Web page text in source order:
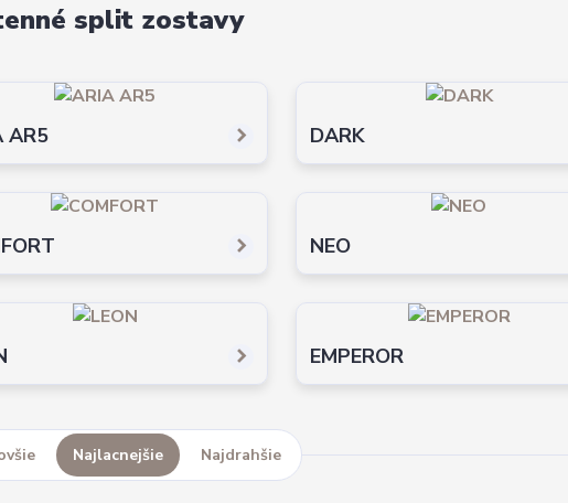
split zostavy
AR5 DARK
NEO
EMPEROR
Najlacnejšie Najdrahšie